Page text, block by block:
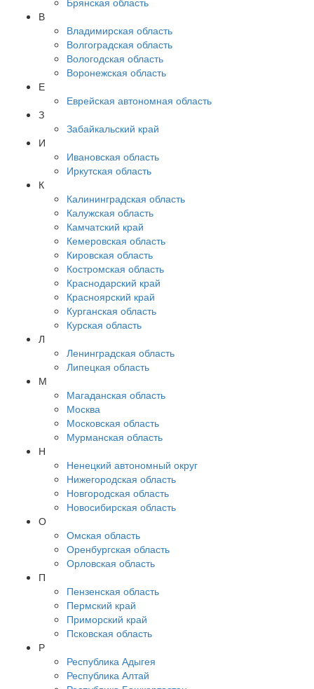
В
Владимирская область
Волгоградская область
Вологодская область
Воронежская область
Е
Еврейская автономная область
З
Забайкальский край
И
Ивановская область
Иркутская область
К
Калининградская область
Калужская область
Камчатский край
Кемеровская область
Кировская область
Костромская область
Краснодарский край
Красноярский край
Курганская область
Курская область
Л
Ленинградская область
Липецкая область
М
Магаданская область
Москва
Московская область
Мурманская область
Н
Ненецкий автономный округ
Нижегородская область
Новгородская область
Новосибирская область
О
Омская область
Оренбургская область
Орловская область
П
Пензенская область
Пермский край
Приморский край
Псковская область
Р
Республика Адыгея
Республика Алтай